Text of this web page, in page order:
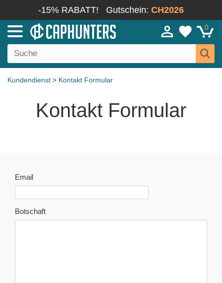
-15% RABATT! Gutschein: CH2026
0
Kundendienst > Kontakt Formular
Kontakt Formular
Email
Botschaft